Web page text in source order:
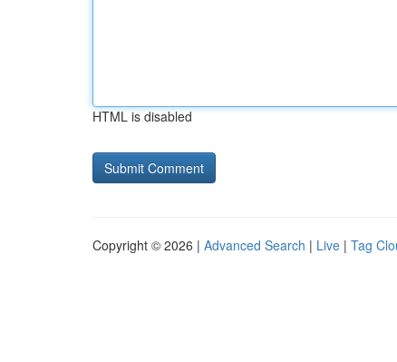
HTML is disabled
Copyright © 2026 | Advanced Search | Live | Tag